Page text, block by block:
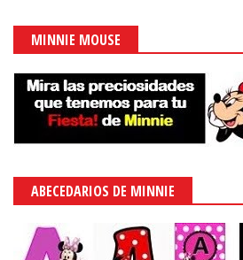
MINNIE MOUSE
ABECEDARIOS DE MINNIE